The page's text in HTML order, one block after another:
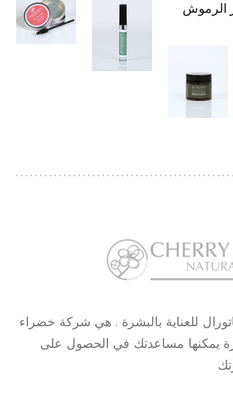
الرموش
للعناية بالبشرة . هي شركة خضراء
يمكنها مساعدتك في الحصول على